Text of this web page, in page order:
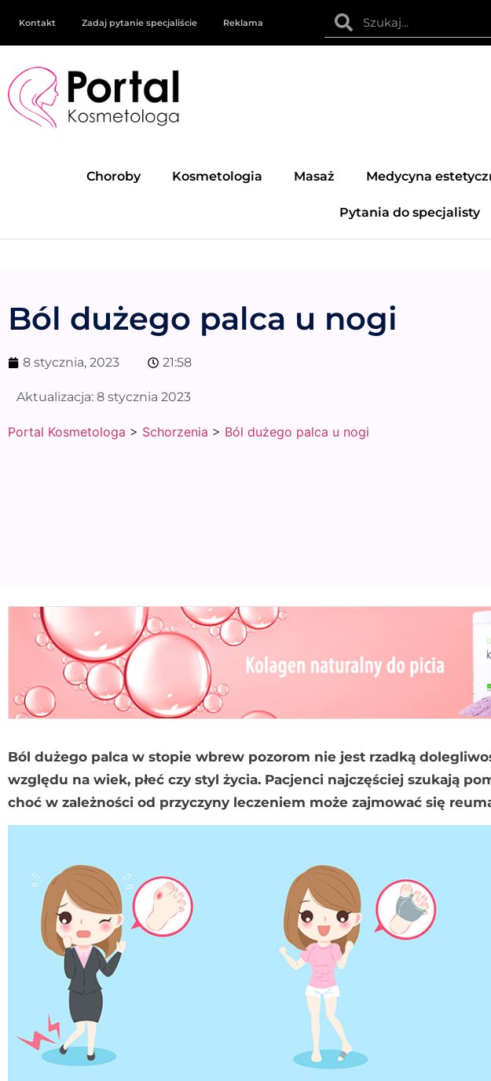
Kontakt Zadaj pytanie specjaliście Reklama
Choroby Kosmetologia Masaż Medycyna
Pytania do specjalisty
Ból dużego palca u nogi
8 stycznia, 2023 21:58
Aktualizacja: 8 stycznia 2023
Portal Kosmetologa > Schorzenia > Ból dużego palca u nogi
Ból dużego palca w stopie wbrew pozorom nie jest rzadką
względu na wiek, płeć czy styl życia. Pacjenci najczęściej szukają
choć w zależności od przyczyny leczeniem może zajmować się